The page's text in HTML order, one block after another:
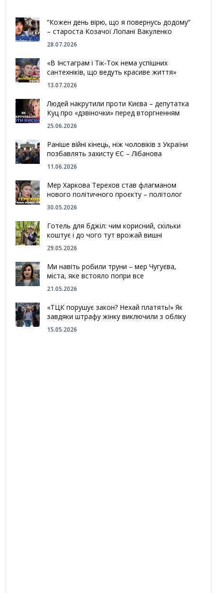
“Кожен день вірю, що я повернусь додому”
– староста Козачої Лопані Вакуленко
28.07.2026
«В Інстаграм і Тік-Ток нема успішних
сантехніків, що ведуть красиве життя»
13.07.2026
Людей накрутили проти Києва – депутатка
Куц про «дзвіночки» перед вторгненням
25.06.2026
Раніше війні кінець, ніж чоловіків з України
позбавлять захисту ЄС – Лібанова
11.06.2026
Мер Харкова Терехов став флагманом
нового політичного проєкту – політолог
30.05.2026
Готель для бджіл: чим корисний, скільки
коштує і до чого тут врожай вишні
29.05.2026
Ми навіть робили труни – мер Чугуєва,
міста, яке встояло попри все
21.05.2026
«ТЦК порушує закон? Нехай платять!» Як
завдяки штрафу жінку виключили з обліку
15.05.2026